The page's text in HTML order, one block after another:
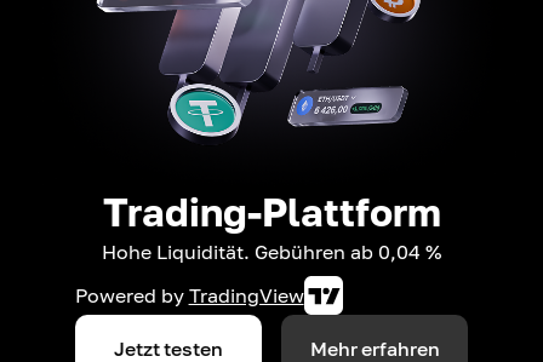
Trading-Plattform
Hohe Liquidität. Gebühren ab 0,04 %
Powered by TradingView
Jetzt testen Mehr erfahren